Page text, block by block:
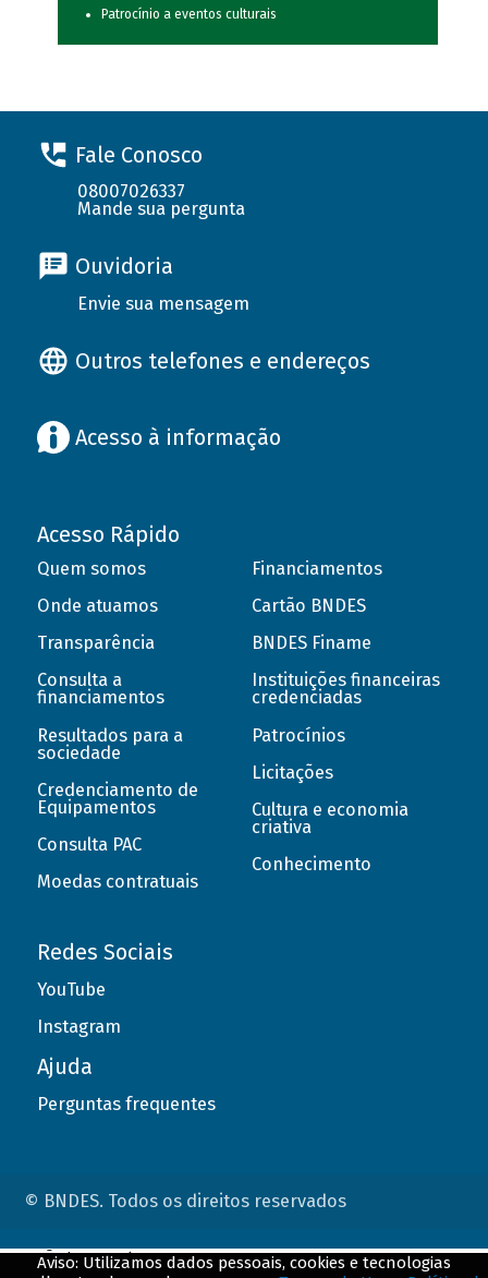
Patrocínio a eventos culturais
Fale Conosco
08007026337
Mande sua pergunta
Ouvidoria
Envie sua mensagem
Outros telefones e endereços
Acesso à informação
Acesso Rápido
Quem somos
Onde atuamos
Transparência
Consulta a
financiamentos
Resultados para a
sociedade
Credenciamento de
Equipamentos
Consulta PAC
Moedas contratuais
Financiamentos
Cartão BNDES
BNDES Finame
Instituições financeiras
credenciadas
Patrocínios
Licitações
Cultura e economia
criativa
Conhecimento
Redes Sociais
YouTube
Instagram
Ajuda
Perguntas frequentes
© BNDES. Todos os direitos reservados
Aviso: Utilizamos dados pessoais, cookies e tecnologias
ConteÃºdo complementar